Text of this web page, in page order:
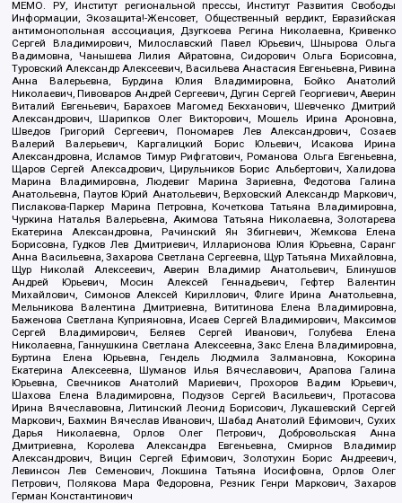
МЕМО. РУ, Институт региональной прессы, Институт Развития Свободы
Информации, Экозащита!-Женсовет, Общественный вердикт, Евразийская
антимонопольная ассоциация, Дзугкоева Регина Николаевна, Кривенко
Сергей Владимирович, Милославский Павел Юрьевич, Шнырова Ольга
Вадимовна, Чанышева Лилия Айратовна, Сидорович Ольга Борисовна,
Туровский Александр Алексеевич, Васильева Анастасия Евгеньевна, Ривина
Анна Валерьевна, Бурдина Юлия Владимировна, Бойко Анатолий
Николаевич, Пивоваров Андрей Сергеевич, Дугин Сергей Георгиевич, Аверин
Виталий Евгеньевич, Барахоев Магомед Бекханович, Шевченко Дмитрий
Александрович, Шарипков Олег Викторович, Мошель Ирина Ароновна,
Шведов Григорий Сергеевич, Пономарев Лев Александрович, Созаев
Валерий Валерьевич, Каргалицкий Борис Юльевич, Исакова Ирина
Александровна, Исламов Тимур Рифгатович, Романова Ольга Евгеньевна,
Щаров Сергей Алексадрович, Цирульников Борис Альбертович, Халидова
Марина Владимировна, Людевиг Марина Зариевна, Федотова Галина
Анатольевна, Паутов Юрий Анатольевич, Верховский Александр Маркович,
Пислакова-Паркер Марина Петровна, Кочеткова Татьяна Владимировна,
Чуркина Наталья Валерьевна, Акимова Татьяна Николаевна, Золотарева
Екатерина Александровна, Рачинский Ян Збигневич, Жемкова Елена
Борисовна, Гудков Лев Дмитриевич, Илларионова Юлия Юрьевна, Саранг
Анна Васильевна, Захарова Светлана Сергеевна, Щур Татьяна Михайловна,
Щур Николай Алексеевич, Аверин Владимир Анатольевич, Блинушов
Андрей Юрьевич, Мосин Алексей Геннадьевич, Гефтер Валентин
Михайлович, Симонов Алексей Кириллович, Флиге Ирина Анатольевна,
Мельникова Валентина Дмитриевна, Вититинова Елена Владимировна,
Баженова Светлана Куприяновна, Исаев Сергей Владимирович, Максимов
Сергей Владимирович, Беляев Сергей Иванович, Голубева Елена
Николаевна, Ганнушкина Светлана Алексеевна, Закс Елена Владимировна,
Буртина Елена Юрьевна, Гендель Людмила Залмановна, Кокорина
Екатерина Алексеевна, Шуманов Илья Вячеславович, Арапова Галина
Юрьевна, Свечников Анатолий Мариевич, Прохоров Вадим Юрьевич,
Шахова Елена Владимировна, Подузов Сергей Васильевич, Протасова
Ирина Вячеславовна, Литинский Леонид Борисович, Лукашевский Сергей
Маркович, Бахмин Вячеслав Иванович, Шабад Анатолий Ефимович, Сухих
Дарья Николаевна, Орлов Олег Петрович, Добровольская Анна
Дмитриевна, Королева Александра Евгеньевна, Смирнов Владимир
Александрович, Вицин Сергей Ефимович, Золотухин Борис Андреевич,
Левинсон Лев Семенович, Локшина Татьяна Иосифовна, Орлов Олег
Петрович, Полякова Мара Федоровна, Резник Генри Маркович, Захаров
Герман Константинович